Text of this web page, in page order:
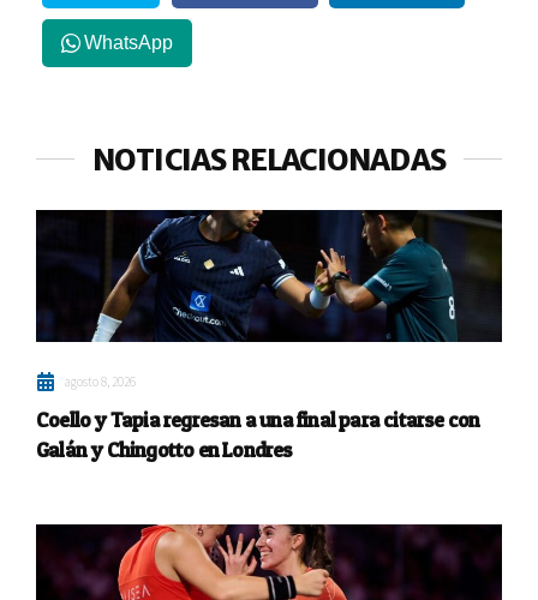
WhatsApp
NOTICIAS RELACIONADAS
agosto 8, 2026
Coello y Tapia regresan a una final para citarse con
Galán y Chingotto en Londres